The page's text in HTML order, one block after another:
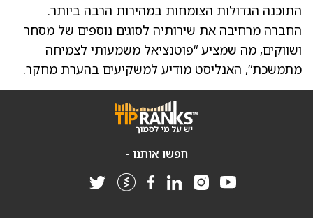
התוכנה הגדולות הצומחות במהירות הרבה ביותר.
החברה מרחיבה את שירותיה לסוגים נוספים של מסחר
ושווקים, מה שמציע “פוטנציאל משמעותי לצמיחה
מתמשכת”, האנליסט מודיע למשקיעים בהערת מחקר.
חפשו אותנו -